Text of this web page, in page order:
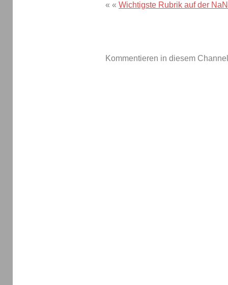
« « Wichtigste Rubrik auf der
Kommentieren in diesem